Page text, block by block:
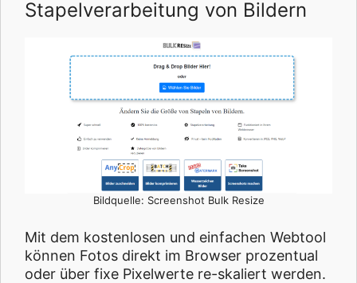
Stapelverarbeitung von Bildern
Bildquelle: Screenshot Bulk Resize
Mit dem kostenlosen und einfachen Webtool
können Fotos direkt im Browser prozentual
oder über fixe Pixelwerte re-skaliert werden.